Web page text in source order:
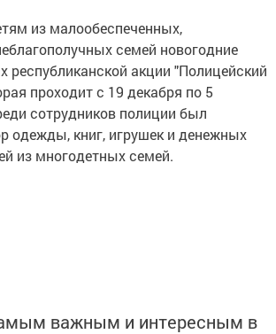
из малообеспеченных,
семей новогодние
республиканской акции "Полицейский
проходит с 19 декабря по 5
сотрудников полиции был
одежды, книг, игрушек и денежных
из многодетных семей.
важным и интересным в